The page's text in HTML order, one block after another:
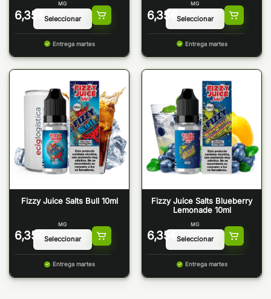
6,35 €
MG
Entrega martes
6,35 €
MG
Entrega martes
Fizzy Juice Salts Bull 10ml
6,35 €
MG
Entrega martes
Fizzy Juice Salts Blueberry
Lemonade 10ml
6,35 €
MG
Entrega martes